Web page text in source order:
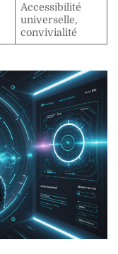
Accessibilité
universelle,
convivialité